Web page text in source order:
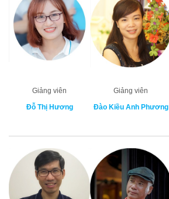
Giảng viên
Đỗ Thị Hương
Giảng viên
Đào Kiều Anh Phương